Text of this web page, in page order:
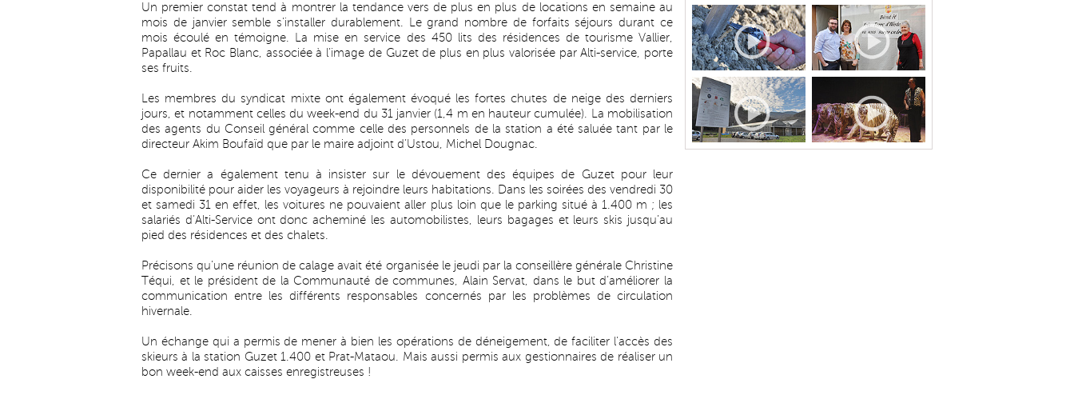
Un premier constat tend à montrer la tendance vers de plus en plus de locations en semaine au
mois de janvier semble s’installer durablement. Le grand nombre de forfaits séjours durant ce
mois écoulé en témoigne. La mise en service des 450 lits des résidences de tourisme Vallier,
Papallau et Roc Blanc, associée à l’image de Guzet de plus en plus valorisée par Alti-service, porte
ses fruits.
Les membres du syndicat mixte ont également évoqué les fortes chutes de neige des derniers
jours, et notamment celles du week-end du 31 janvier (1,4 m en hauteur cumulée). La mobilisation
des agents du Conseil général comme celle des personnels de la station a été saluée tant par le
directeur Akim Boufaïd que par le maire adjoint d’Ustou, Michel Dougnac.
Ce dernier a également tenu à insister sur le dévouement des équipes de Guzet pour leur
disponibilité pour aider les voyageurs à rejoindre leurs habitations. Dans les soirées des vendredi 30
et samedi 31 en effet, les voitures ne pouvaient aller plus loin que le parking situé à 1.400 m ; les
salariés d’Alti-Service ont donc acheminé les automobilistes, leurs bagages et leurs skis jusqu’au
pied des résidences et des chalets.
Précisons qu’une réunion de calage avait été organisée le jeudi par la conseillère générale Christine
Téqui, et le président de la Communauté de communes, Alain Servat, dans le but d’améliorer la
communication entre les différents responsables concernés par les problèmes de circulation
hivernale.
Un échange qui a permis de mener à bien les opérations de déneigement, de faciliter l’accès des
skieurs à la station Guzet 1.400 et Prat-Mataou. Mais aussi permis aux gestionnaires de réaliser un
bon week-end aux caisses enregistreuses !